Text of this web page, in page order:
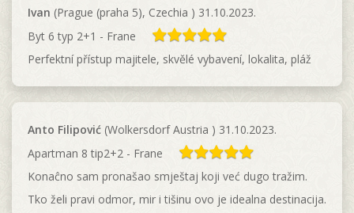
Ivan (Prague (praha 5), Czechia ) 31.10.2023.
Byt 6 typ 2+1 - Frane
Perfektní přístup majitele, skvělé vybavení, lokalita, pláž
Anto Filipović (Wolkersdorf Austria ) 31.10.2023.
Apartman 8 tip2+2 - Frane
Konaĉno sam pronašao smještaj koji već dugo tražim.
Tko želi pravi odmor, mir i tišinu ovo je idealna destinacija.